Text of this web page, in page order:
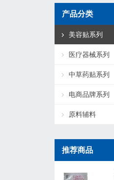
产品分类
美容贴系列
医疗器械系列
中草药贴系列
电商品牌系列
原料辅料
推荐商品